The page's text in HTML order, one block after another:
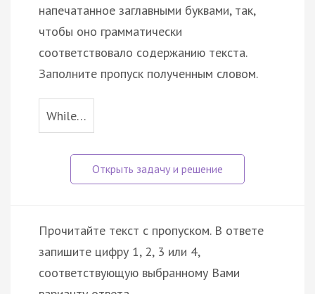
напечатанное заглавными буквами, так,
чтобы оно грамматически
соответствовало содержанию текста.
Заполните пропуск полученным словом.
While…
Прочитайте текст с пропуском. В ответе
запишите цифру 1, 2, 3 или 4,
соответствующую выбранному Вами